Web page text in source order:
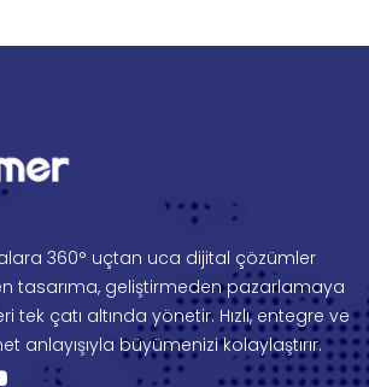
360° uçtan uca dijital çözümler
tasarıma, geliştirmeden pazarlamaya
tek çatı altında yönetir. Hızlı, entegre ve
anlayışıyla büyümenizi kolaylaştırır.